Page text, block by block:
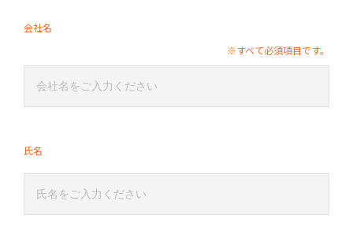
会社名
※すべて必須項目です。
氏名